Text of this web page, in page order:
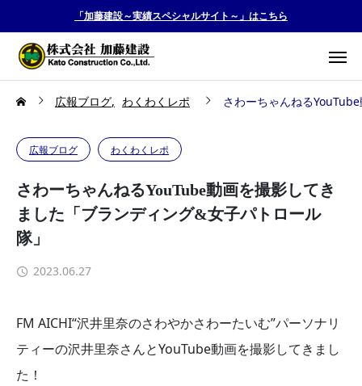
「加藤建設～実績スペシャルサイト～」はこちら
広報ブログ わくわくレポ さわーちゃんねる
広報ブログ わくわくレポ
さわーちゃんねるYouTube動画を撮影してき
ました「ブランディング&女子パトロール
隊」
2023.06.27
FM AICHI“沢井里奈のさわやかさわーたいむ”パーソナリ
ティーの沢井里奈さんとYouTube動画を撮影してきまし
た！